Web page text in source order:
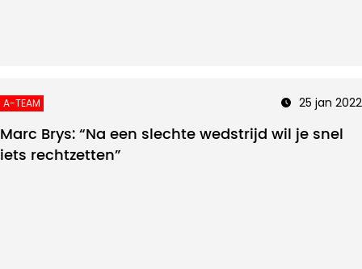
A-TEAM 25 jan 2022
Marc Brys: “Na een slechte wedstrijd wil je snel
iets rechtzetten”